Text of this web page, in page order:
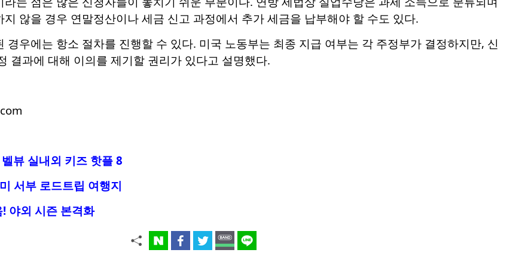
않을 경우 연말정산이나 세금 신고 과정에서 추가 세금을 납부해야 할 수도 있다.
경우에는 항소 절차를 진행할 수 있다. 미국 노동부는 최종 지급 여부는 각 주정부가 결정하지만, 신
결과에 대해 이의를 제기할 권리가 있다고 설명했다.
뷰 실내외 키즈 핫플 8
서부 로드트립 여행지
야외 시즌 본격화